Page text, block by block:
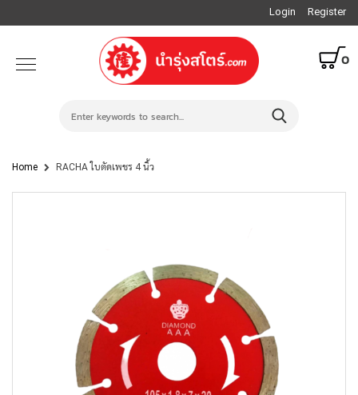
Login Register
0
Home RACHA ใบตัดเพชร 4 นิ้ว